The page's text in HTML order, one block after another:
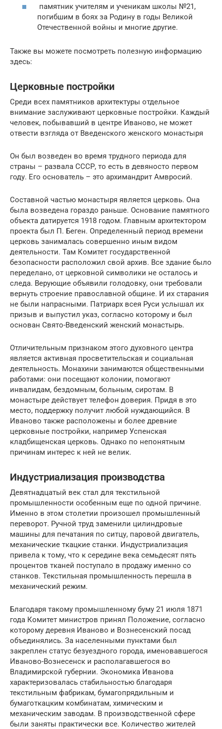
памятник учителям и ученикам школы №21,
погибшим в боях за Родину в годы Великой
Отечественной войны и многие другие.
Также вы можете посмотреть полезную информацию
здесь:
Церковные постройки
Среди всех памятников архитектуры отдельное
внимание заслуживают церковные постройки. Каждый
человек, побывавший в центре Иваново, не может
отвести взгляда от Введенского женского монастыря
Он был возведен во время трудного периода для
страны – развала СССР, то есть в девяносто первом
году. Его основатель – это архимандрит Амвросий.
Составной частью монастыря является церковь. Она
была возведена гораздо раньше. Основание памятного
объекта датируется 1918 годом. Главным архитектором
проекта был П. Беген. Определенный период времени
церковь занималась совершенно иным видом
деятельности. Там Комитет государственной
безопасности расположил свой архив. Все здание было
переделано, от церковной символики не осталось и
следа. Верующие объявили голодовку, они требовали
вернуть строение православной общине. И их старания
не были напрасными. Патриарх всея Руси услышал их
призыв и выпустил указ, согласно которому и был
основан Свято-Введенский женский монастырь.
Отличительным признаком этого духовного центра
является активная просветительская и социальная
деятельность. Монахини занимаются общественными
работами: они посещают колонии, помогают
инвалидам, бездомным, больным, сиротам. В
монастыре действует телефон доверия. Придя в это
место, поддержку получит любой нуждающийся. В
Иваново также расположены и более древние
церковные постройки, например Успенская
кладбищенская церковь. Однако по непонятным
причинам интерес к ней не велик.
Индустриализация производства
Девятнадцатый век стал для текстильной
промышленности особенным еще по одной причине.
Именно в этом столетии произошел промышленный
переворот. Ручной труд заменили цилиндровые
машины для печатания по ситцу, паровой двигатель,
механические ткацкие станки. Индустриализация
привела к тому, что к середине века семьдесят пять
процентов тканей поступало в продажу именно со
станков. Текстильная промышленность перешла в
механический режим.
Благодаря такому промышленному буму 21 июля 1871
года Комитет министров принял Положение, согласно
которому деревня Иваново и Вознесенский посад
объединялись. За населенными пунктами был
закреплен статус безуездного города, именовавшегося
Иваново-Вознесенск и располагавшегося во
Владимирской губернии. Экономика Иванова
характеризовалась стабильностью благодаря
текстильным фабрикам, бумагопрядильным и
бумаготкацким комбинатам, химическим и
механическим заводам. В производственной сфере
были заняты практически все. Количество жителей